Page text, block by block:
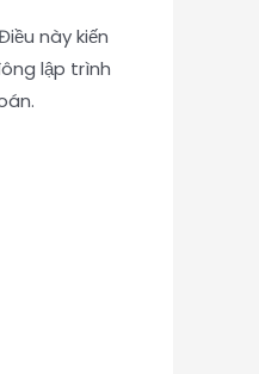
này kiến
lập trình